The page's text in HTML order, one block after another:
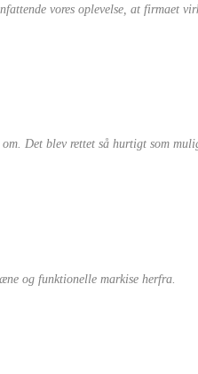
vores oplevelse, at firmaet
Det blev rettet så hurtigt som
og funktionelle markise herfra.